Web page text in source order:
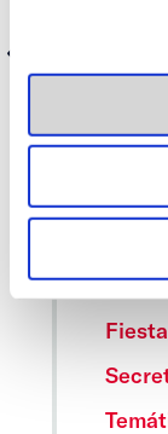
en el botón
visitar nuestra